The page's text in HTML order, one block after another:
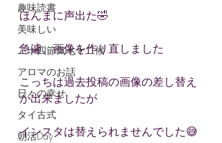
趣味読書
美味しい
二十四節気七十二候
アロマのお話
日々の幸せ
タイ古式
朝活Day
ほんまに声出た🤣
急遽、画像を作り直しました
こっちは過去投稿の画像の差し替え
が出来ましたが
インスタは替えられませんでした😅